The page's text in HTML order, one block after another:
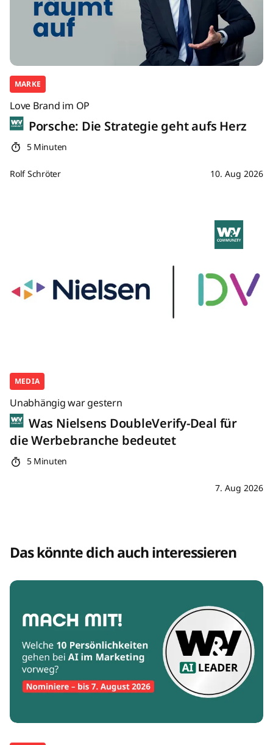
MARKE
Love Brand im OP
Porsche: Die Strategie geht aufs Herz
5 Minuten
Rolf Schröter 10. Aug 2026
MEDIA
Unabhängig war gestern
Was Nielsens DoubleVerify-Deal für
die Werbebranche bedeutet
5 Minuten
7. Aug 2026
Das könnte dich auch interessieren